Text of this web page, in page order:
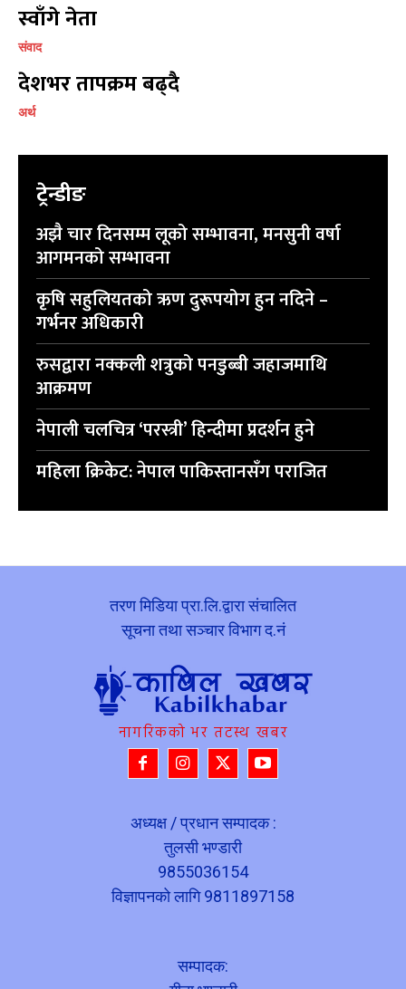
स्वाँगे नेता
संवाद
देशभर तापक्रम बढ्दै
अर्थ
ट्रेन्डीङ
अझै चार दिनसम्म लूको सम्भावना, मनसुनी वर्षा
आगमनको सम्भावना
कृषि सहुलियतको ऋण दुरूपयोग हुन नदिने –
गर्भनर अधिकारी
रुसद्वारा नक्कली शत्रुको पनडुब्बी जहाजमाथि
आक्रमण
नेपाली चलचित्र ‘परस्त्री’ हिन्दीमा प्रदर्शन हुने
महिला क्रिकेट: नेपाल पाकिस्तानसँग पराजित
तरण मिडिया प्रा.लि.द्वारा संचालित
सूचना तथा सञ्चार विभाग द.नं
नागरिकको भर तटस्थ खबर
अध्यक्ष / प्रधान सम्पादक :
तुलसी भण्डारी
9855036154
विज्ञापनको लागि 9811897158
सम्पादक: